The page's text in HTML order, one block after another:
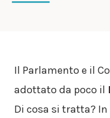
Il Parlamento e il
adottato da poco il
Di cosa si tratta?